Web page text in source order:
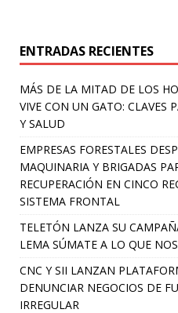
ENTRADAS RECIENTES
MÁS DE LA MITAD DE LOS
VIVE CON UN GATO: CLAVES
Y SALUD
EMPRESAS FORESTALES
MAQUINARIA Y BRIGADAS
RECUPERACIÓN EN CINCO
SISTEMA FRONTAL
TELETÓN LANZA SU
LEMA SÚMATE A LO QUE
CNC Y SII LANZAN
DENUNCIAR NEGOCIOS DE
IRREGULAR